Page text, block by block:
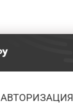
АВТОРИЗАЦИЯ